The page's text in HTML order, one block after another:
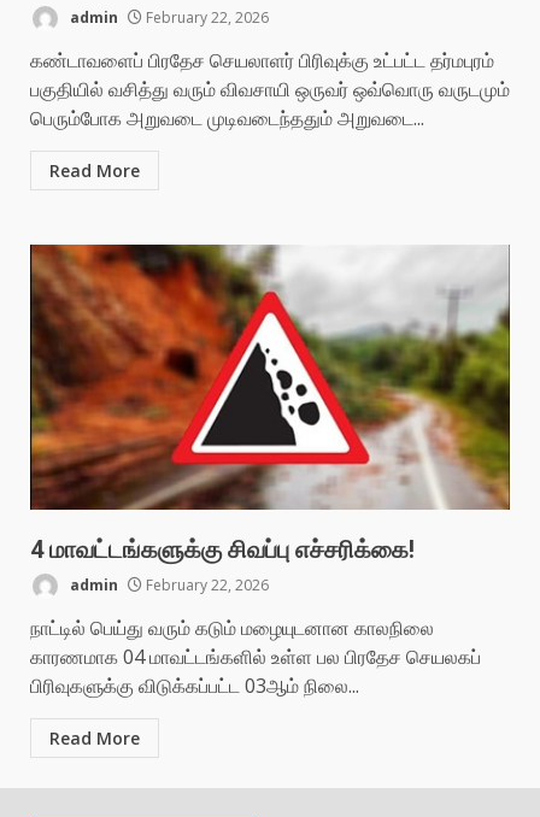
admin February 22, 2026
கண்டாவளைப் பிரதேச செயலாளர் பிரிவுக்கு உட்பட்ட தர்மபுரம்
பகுதியில் வசித்து வரும் விவசாயி ஒருவர் ஒவ்வொரு வருடமும்
பெரும்போக அறுவடை முடிவடைந்ததும் அறுவடை...
Read More
4 மாவட்டங்களுக்கு சிவப்பு எச்சரிக்கை!
admin February 22, 2026
நாட்டில் பெய்து வரும் கடும் மழையுடனான காலநிலை
காரணமாக 04 மாவட்டங்களில் உள்ள பல பிரதேச செயலகப்
பிரிவுகளுக்கு விடுக்கப்பட்ட 03ஆம் நிலை...
Read More